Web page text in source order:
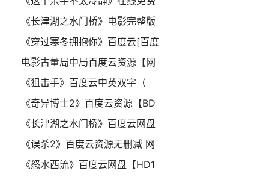
《长津湖之水门桥》电影完整版
《穿过寒冬拥抱你》百度云[百度
电影古董局中局百度云资源【网
《狙击手》百度云中英双字（
《奇异博士2》百度云资源【BD
《长津湖之水门桥》百度云网盘
《误杀2》百度云资源无删减 网
《怒水西流》百度云网盘【HD1